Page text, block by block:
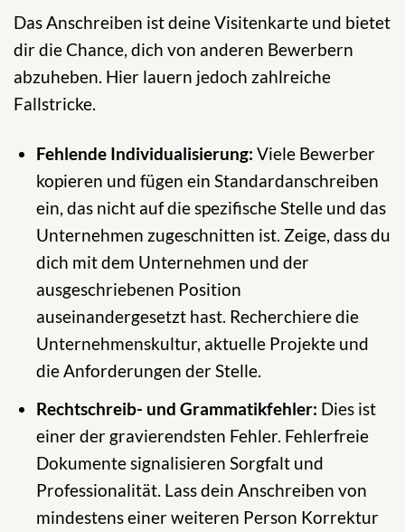
Das Anschreiben ist deine Visitenkarte und bietet
dir die Chance, dich von anderen Bewerbern
abzuheben. Hier lauern jedoch zahlreiche
Fallstricke.
Fehlende Individualisierung: Viele Bewerber
kopieren und fügen ein Standardanschreiben
ein, das nicht auf die spezifische Stelle und das
Unternehmen zugeschnitten ist. Zeige, dass du
dich mit dem Unternehmen und der
ausgeschriebenen Position
auseinandergesetzt hast. Recherchiere die
Unternehmenskultur, aktuelle Projekte und
die Anforderungen der Stelle.
Rechtschreib- und Grammatikfehler: Dies ist
einer der gravierendsten Fehler. Fehlerfreie
Dokumente signalisieren Sorgfalt und
Professionalität. Lass dein Anschreiben von
mindestens einer weiteren Person Korrektur